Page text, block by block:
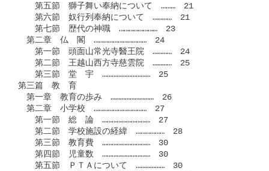
第五節　獅子舞い奉納について　………　21
第六節　奴行列奉納について　…………　21
第七節　歴代の神職　……………………　23
第二章　仏　閣　……………………………　24
第一節　頭面山常光寺醫王院　…………　24
第二節　王越山西方寺慈雲院　…………　25
第三節　堂　宇　…………………………　25
第三篇　教　育
第一章　教育の歩み　………………………　26
第二章　小学校　……………………………　27
第一節　総　論　…………………………　27
第二節　学校施設の経緯　………………　28
第三節　教育費　…………………………　30
第四節　児童数　…………………………　30
第五節　ＰＴＡについて　………………　30